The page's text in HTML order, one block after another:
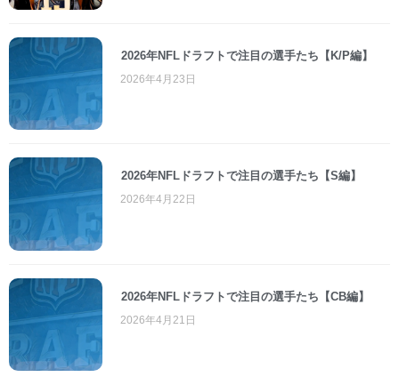
2026年NFLドラフトで注目の選手たち【K/P編】
2026年4月23日
2026年NFLドラフトで注目の選手たち【S編】
2026年4月22日
2026年NFLドラフトで注目の選手たち【CB編】
2026年4月21日